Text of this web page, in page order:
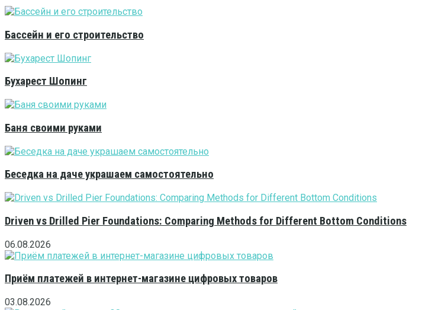
Бассейн и его строительство
Бухарест Шопинг
Баня своими руками
Беседка на даче украшаем самостоятельно
Driven vs Drilled Pier Foundations: Comparing Methods for Different Bottom Conditions
06.08.2026
Приём платежей в интернет-магазине цифровых товаров
03.08.2026